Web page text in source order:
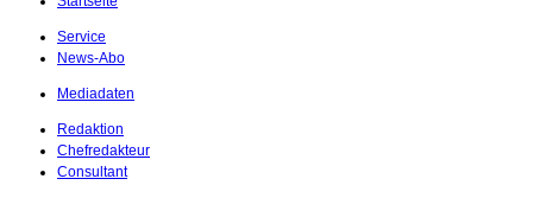
Service
News-Abo
Mediadaten
Redaktion
Chefredakteur
Consultant